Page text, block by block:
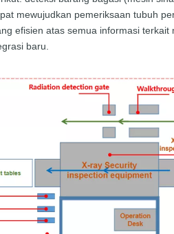
mewujudkan pemeriksaan tubuh
efisien atas semua informasi terkait
baru.